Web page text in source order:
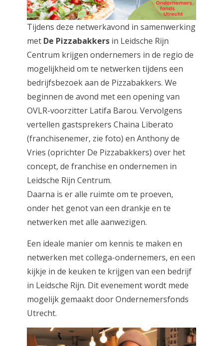
Tijdens deze netwerkavond in samenwerking
met De Pizzabakkersin Leidsche Rijn
Centrum krijgen ondernemers in de regio de
mogelijkheid om te netwerken tijdens een
bedrijfsbezoek aan de Pizzabakkers. We
beginnen de avond met een opening van
OVLR-voorzitter Latifa Barou. Vervolgens
vertellen gastsprekers Chaina Liberato
(franchisenemer, zie foto) en Anthony de
Vries (oprichter De Pizzabakkers) over het
concept, de franchise en ondernemen in
Leidsche Rijn Centrum.
Daarna is er alle ruimte om te proeven,
onder het genot van een drankje en te
netwerken met alle aanwezigen.
Een ideale manier om kennis te maken en
netwerken met collega-ondernemers, en een
kijkje in de keuken te krijgen van een bedrijf
in Leidsche Rijn. Dit evenement wordt mede
mogelijk gemaakt door Ondernemersfonds
Utrecht.